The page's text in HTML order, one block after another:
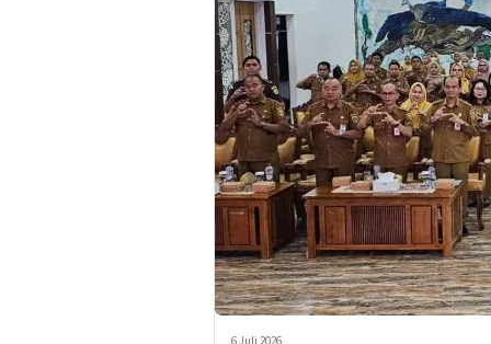
6 Juli 2026